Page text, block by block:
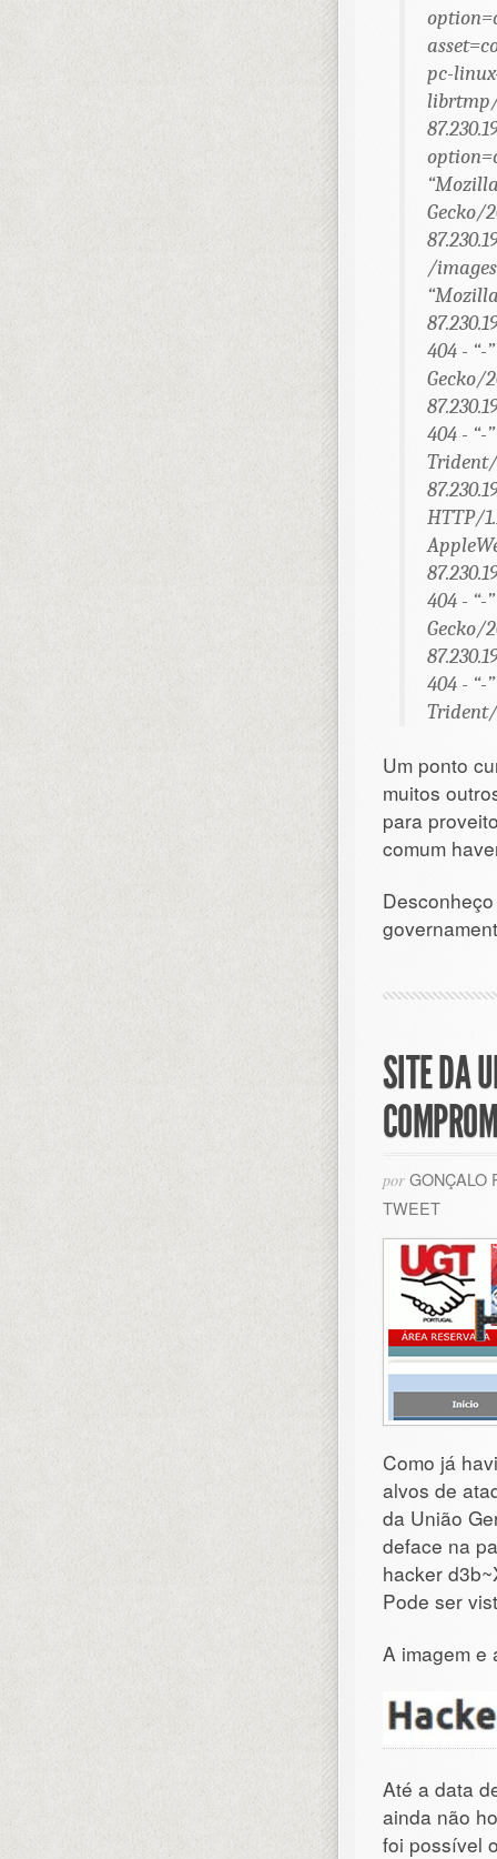
pc-
librtmp/
Gecko/
/
404 - “-
Gecko/
404 - “-
HTTP/
404 - “-
Gecko/
404 - “-
Um ponto
muitos
para
comum
SITE DA
por GONÇALO
TWEET
Como já
alvos de
da União
deface na
hacker
Pode ser
A imagem e
Até a data
ainda não
foi possível